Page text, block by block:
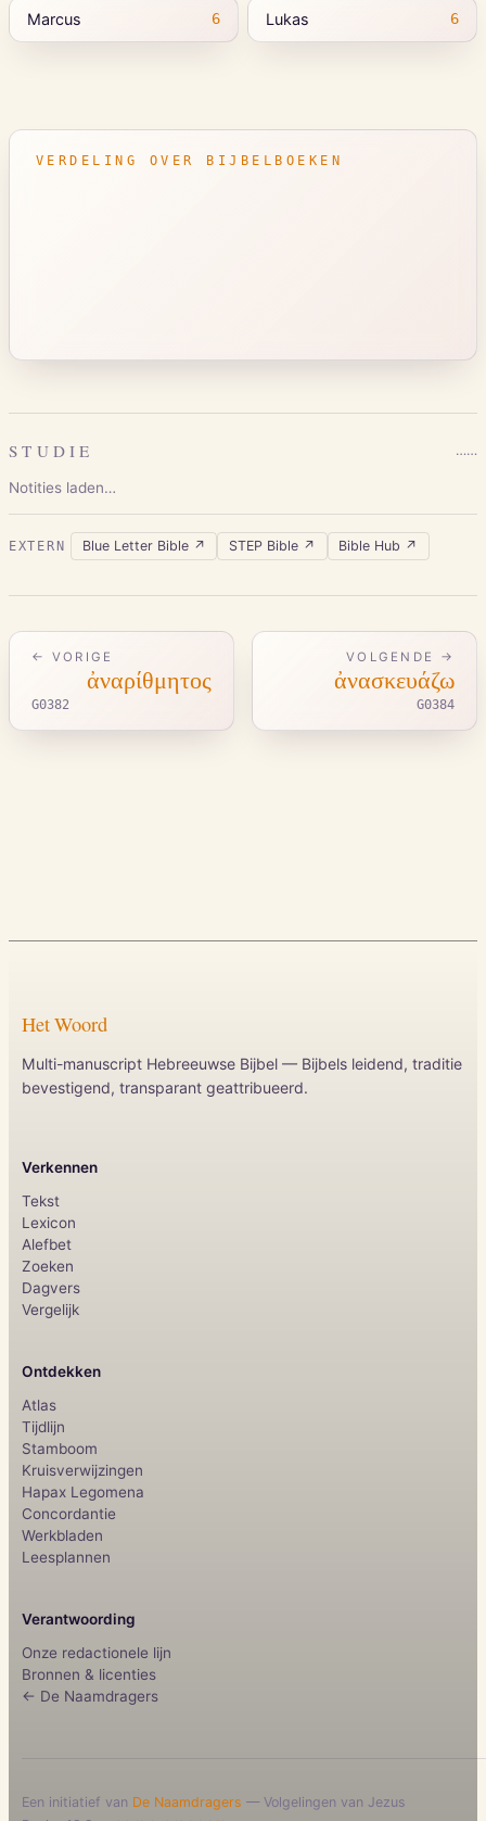
Marcus 6 Lukas 6
VERDELING OVER BIJBELBOEKEN
STUDIE ……
Notities laden…
EXTERN Blue Letter Bible↗ STEP Bible↗ Bible Hub ↗
← VORIGE
ἀναρίθμητος
G0382
VOLGENDE →
ἀνασκευάζω
G0384
Het Woord
Multi-manuscript Hebreeuwse Bijbel — Bijbels leidend, traditie
bevestigend, transparant geattribueerd.
Verkennen
Tekst
Lexicon
Alefbet
Zoeken
Dagvers
Vergelijk
Ontdekken
Atlas
Tijdlijn
Stamboom
Kruisverwijzingen
Hapax Legomena
Concordantie
Werkbladen
Leesplannen
Verantwoording
Onze redactionele lijn
Bronnen & licenties
← De Naamdragers
Een initiatief van De Naamdragers — Volgelingen van Jezus